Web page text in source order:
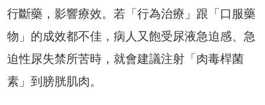
行斷藥，影響療效。若「行為治療」跟「口服藥
物」的成效都不佳，病人又飽受尿液急迫感、急
迫性尿失禁所苦時，就會建議注射「肉毒桿菌
素」到膀胱肌肉。